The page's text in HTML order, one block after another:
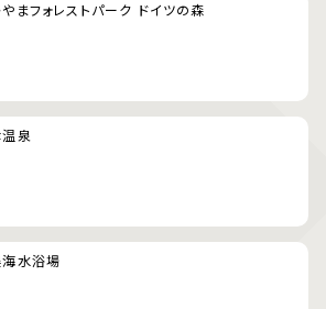
まフォレストパーク ドイツの森
泉
水浴場